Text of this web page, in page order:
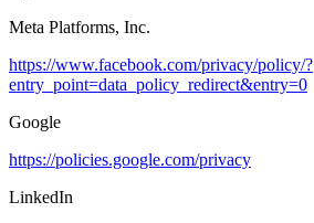
Meta Platforms, Inc.
https://www.facebook.com/privacy/policy/?
entry_point=data_policy_redirect&entry=0
Google
https://policies.google.com/privacy
LinkedIn